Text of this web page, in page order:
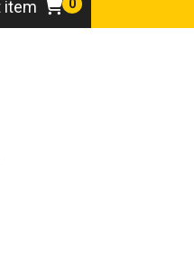
item 0